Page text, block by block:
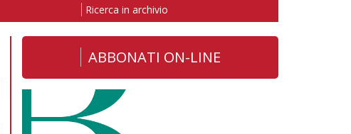
Ricerca in archivio
ABBONATI ON-LINE